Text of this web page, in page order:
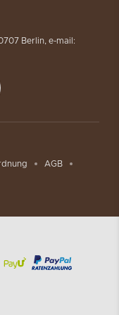
nach dem
die heute auf
ratsam, die Möbel,
Erwachsene, da sie
Teenager
Hocker,
Berlin, e-mail:
AGB